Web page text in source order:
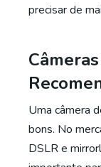
precisar de
Uma câmera
bons. No
DSLR e